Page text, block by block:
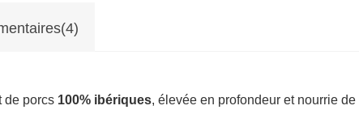
de porcs 100% ibériques, élevée en profondeur et nourrie